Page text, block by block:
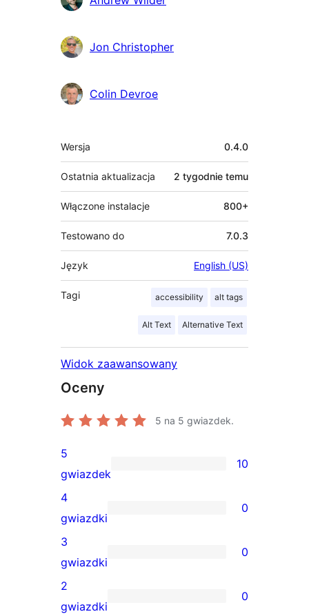
Jon Christopher
Colin Devroe
Meta
Wersja 0.4.0
Ostatnia aktualizacja 2 tygodnie temu
Włączone instalacje 800+
Testowano do 7.0.3
Język English (US)
Tagi accessibility alt tags
Alt Text Alternative Text
Widok zaawansowany
Oceny
5 na 5 gwiazdek.
10
recenzji
5-
gwiazdkowych
5
gwiazdek
10
0
recenzji
4-
gwiazdkowych
4
gwiazdki
0
0
recenzji
3-
3
gwiazdki
0
0
2
gwiazdki
0